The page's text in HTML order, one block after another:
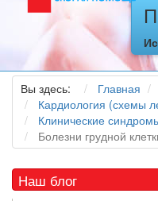
Вы здесь: Главная
Кардиология (схемы
Клинические
Болезни грудной
Наш блог
Как я заболел во время
Это странная ситуация:
предосторожности
но, тем не менее, вы
можете задаться...
5 причин обратить
Какдиетолог, я вижу, что
приходят в нашужизньи
из них это скорее